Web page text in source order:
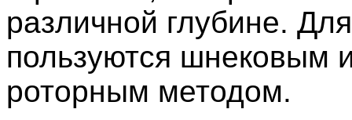
различной глубине.
пользуются шнековым
роторным методом.